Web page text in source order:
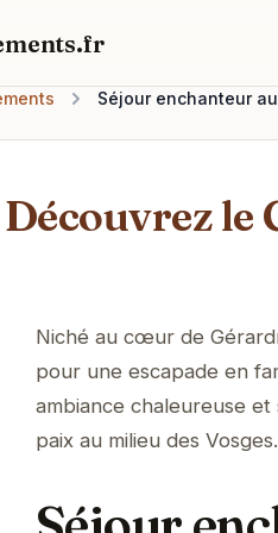
Séjour enchanteur
Découvrez le
Niché au cœur de
pour une escapade en
ambiance chaleureuse
paix au milieu des Vosges.